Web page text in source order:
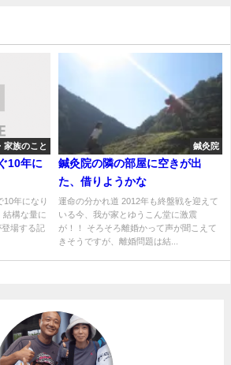
家族のこと
10年に
10年になり
結構な量に
場する記
鍼灸院
鍼灸院の隣の部屋に空きが出
た、借りようかな
運命の分かれ道 2012年も終盤戦を迎えて
いる今、我が家とゆうこん堂に激震
が！！ そろそろ離婚かって声が聞こえて
きそうですが、離婚問題は結...